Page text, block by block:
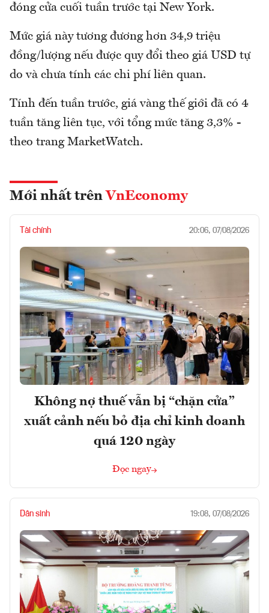
đóng cửa cuối tuần trước tại New York.
Mức giá này tương đương hơn 34,9 triệu
đồng/lượng nếu được quy đổi theo giá USD tự
do và chưa tính các chi phí liên quan.
Tính đến tuần trước, giá vàng thế giới đã có 4
tuần tăng liên tục, với tổng mức tăng 3,3% -
theo trang MarketWatch.
Mới nhất trên VnEconomy
Tài chính 20:06, 07/08/2026
Không nợ thuế vẫn bị “chặn cửa”
xuất cảnh nếu bỏ địa chỉ kinh doanh
quá 120 ngày
Đọc ngay
Dân sinh 19:08, 07/08/2026